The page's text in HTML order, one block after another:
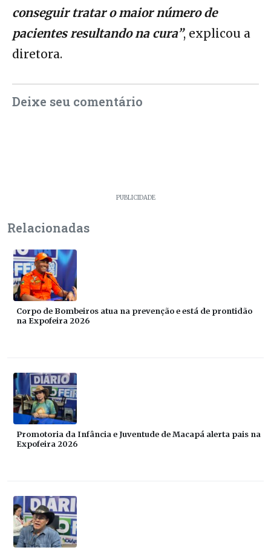
conseguir tratar o maior número de
pacientes resultando na cura”, explicou a
diretora.
Deixe seu comentário
PUBLICIDADE
Relacionadas
Corpo de Bombeiros atua na prevenção e está de prontidão
na Expofeira 2026
Promotoria da Infância e Juventude de Macapá alerta pais na
Expofeira 2026